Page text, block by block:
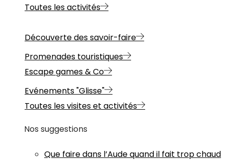
Toutes les activités
Découverte des savoir-faire
Promenades touristiques
Escape games & Co
Evénements "Glisse"
Toutes les visites et activités
Nos suggestions
Que faire dans l’Aude quand il fait trop chaud